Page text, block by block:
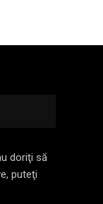
doriţi să
puteţi